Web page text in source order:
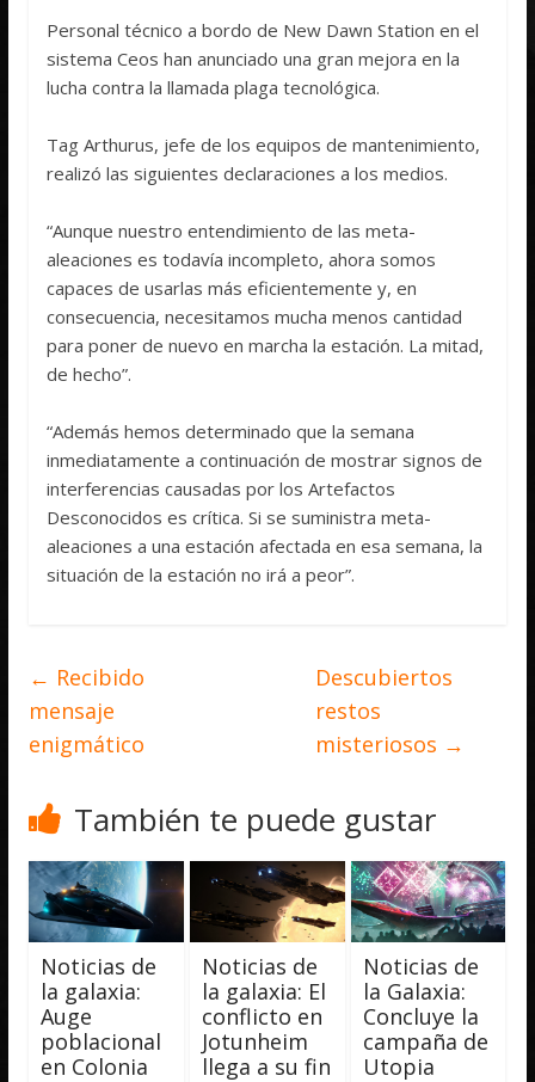
Personal técnico a bordo de New Dawn Station en el
sistema Ceos han anunciado una gran mejora en la
lucha contra la llamada plaga tecnológica.
Tag Arthurus, jefe de los equipos de mantenimiento,
realizó las siguientes declaraciones a los medios.
“Aunque nuestro entendimiento de las meta-
aleaciones es todavía incompleto, ahora somos
capaces de usarlas más eficientemente y, en
consecuencia, necesitamos mucha menos cantidad
para poner de nuevo en marcha la estación. La mitad,
de hecho”.
“Además hemos determinado que la semana
inmediatamente a continuación de mostrar signos de
interferencias causadas por los Artefactos
Desconocidos es crítica. Si se suministra meta-
aleaciones a una estación afectada en esa semana, la
situación de la estación no irá a peor”.
← Recibido
mensaje
enigmático
Descubiertos
restos
misteriosos →
También te puede gustar
Noticias de
la galaxia:
Auge
poblacional
en Colonia
Noticias de
la galaxia: El
conflicto en
Jotunheim
llega a su fin
Noticias de
la Galaxia:
Concluye la
campaña de
Utopia